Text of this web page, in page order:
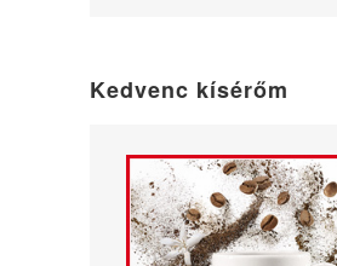
Kedvenc kísérőm